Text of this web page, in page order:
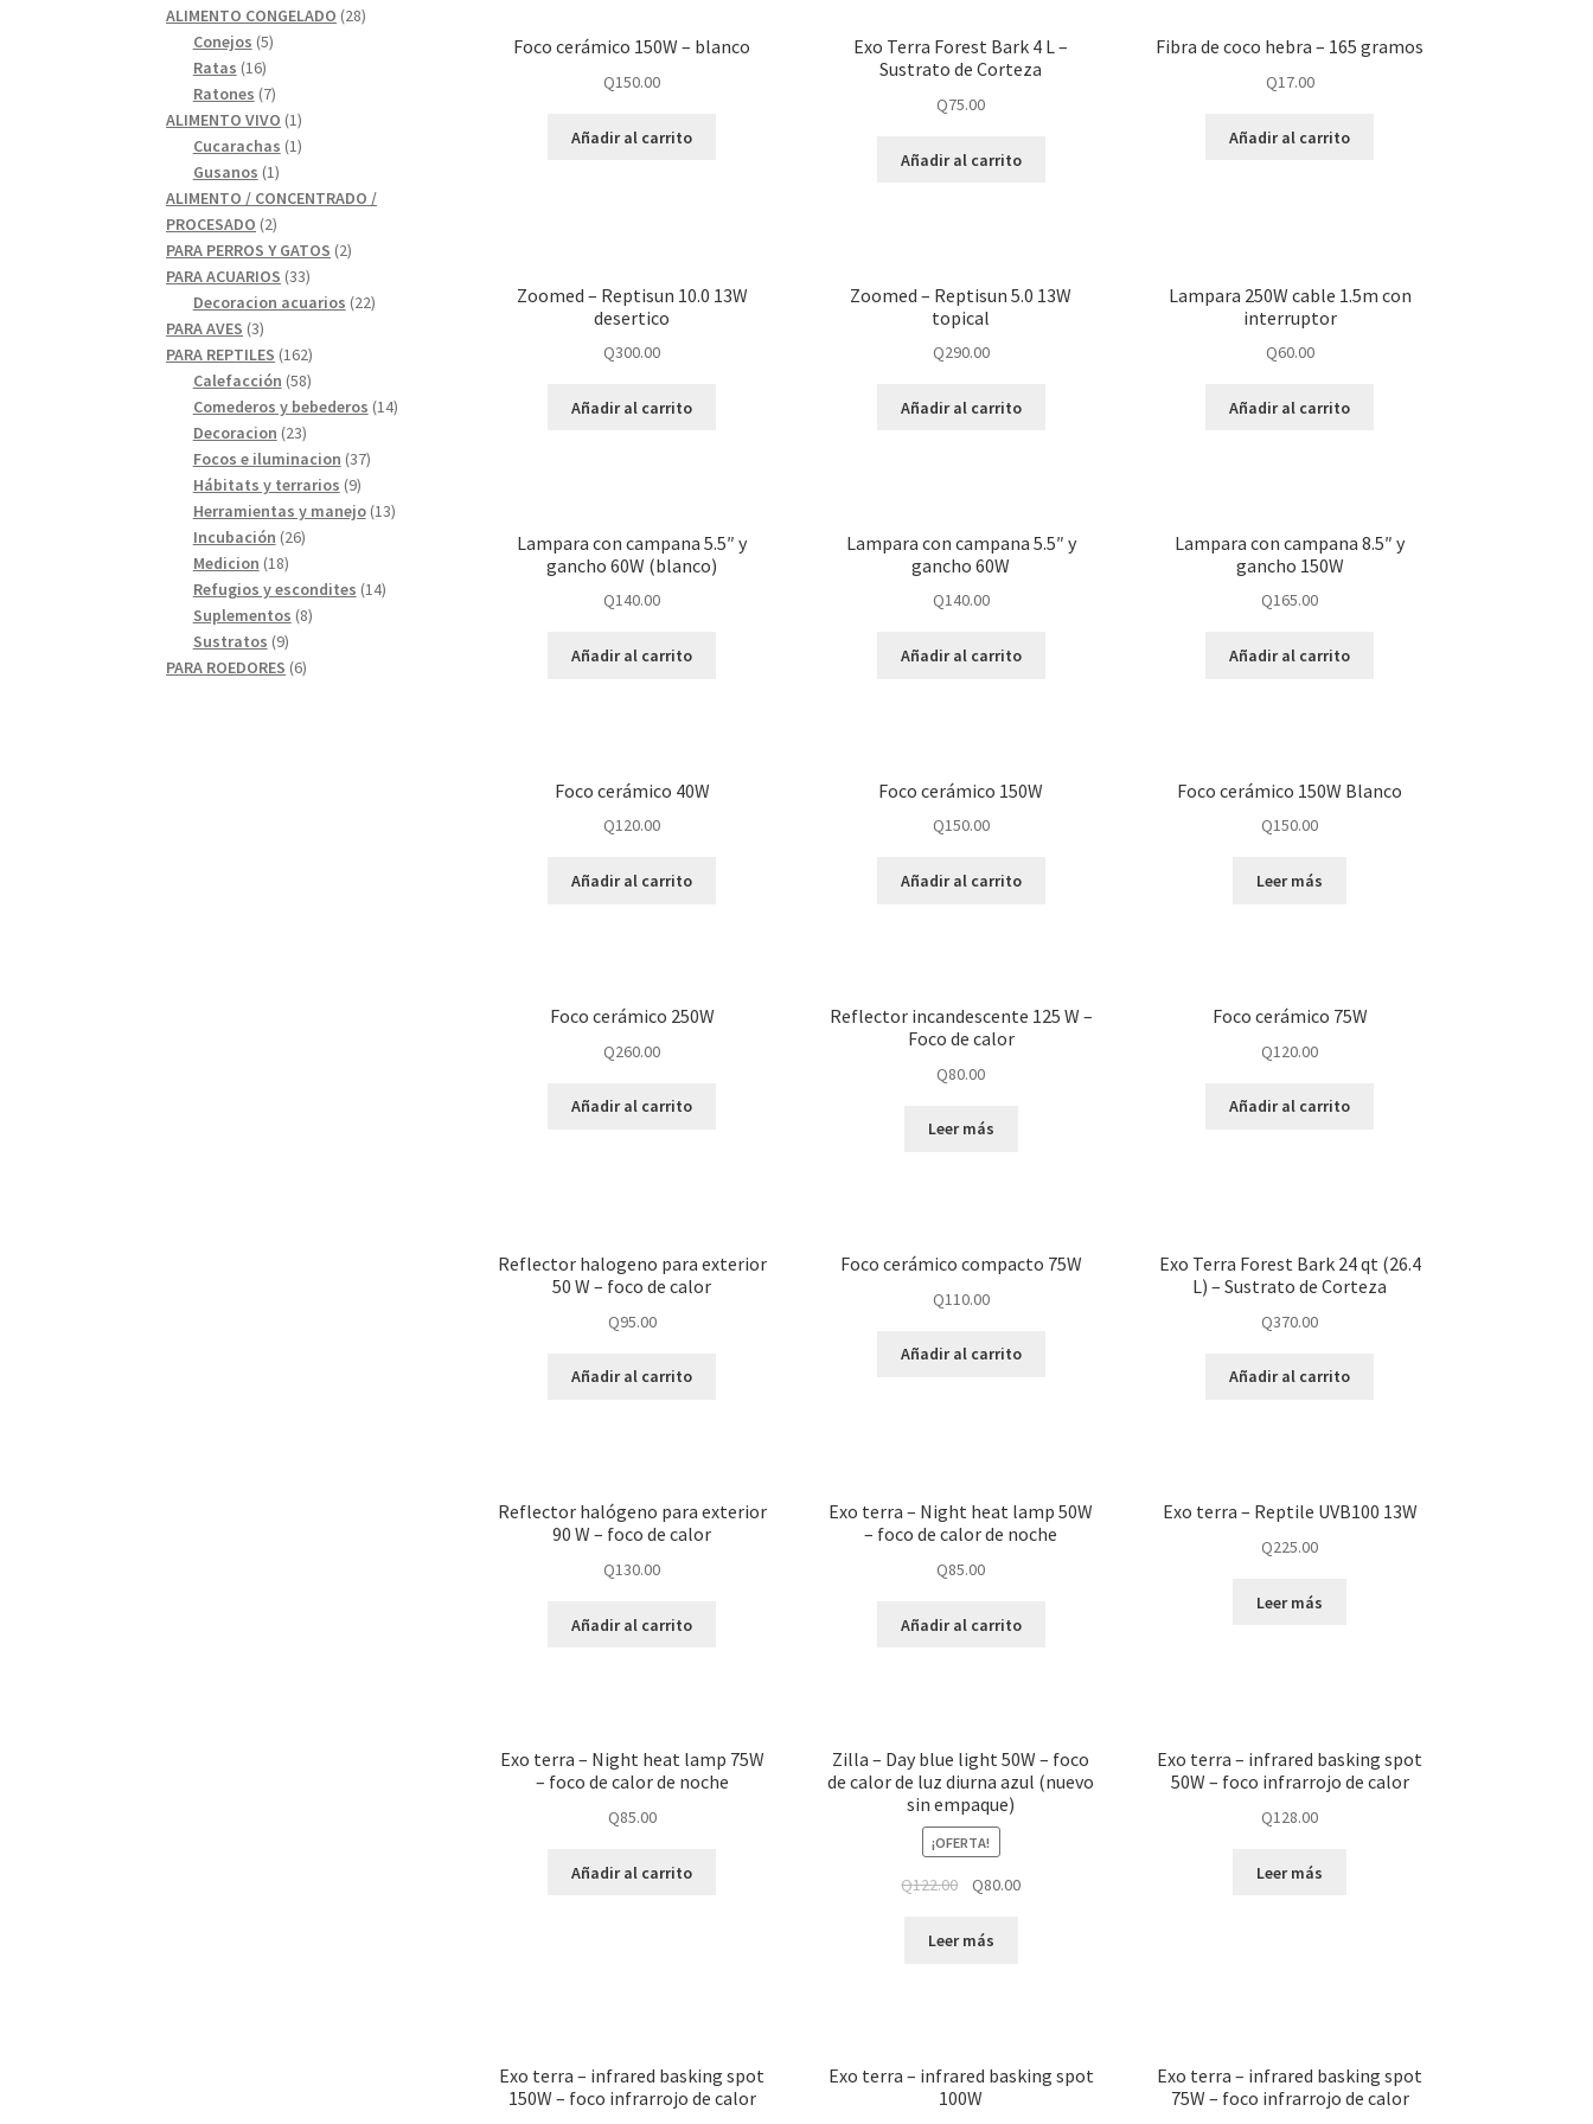
Foco cerámico 150W – blanco
Q150.00
Añadir al carrito
Exo Terra Forest Bark 4 L –
Sustrato de Corteza
Q75.00
Añadir al carrito
Fibra de coco hebra – 165 gramos
Q17.00
Añadir al carrito
Zoomed – Reptisun 10.0 13W
desertico
Q300.00
Añadir al carrito
Zoomed – Reptisun 5.0 13W
topical
Q290.00
Añadir al carrito
Lampara 250W cable 1.5m con
interruptor
Q60.00
Añadir al carrito
Lampara con campana 5.5″ y
gancho 60W (blanco)
Q140.00
Añadir al carrito
Lampara con campana 5.5″ y
gancho 60W
Q140.00
Añadir al carrito
Lampara con campana 8.5″ y
gancho 150W
Q165.00
Añadir al carrito
Foco cerámico 40W
Q120.00
Añadir al carrito
Foco cerámico 150W
Q150.00
Añadir al carrito
Foco cerámico 150W Blanco
Q150.00
Leer más
Foco cerámico 250W
Q260.00
Añadir al carrito
Reflector incandescente 125 W –
Foco de calor
Q80.00
Leer más
Foco cerámico 75W
Q120.00
Añadir al carrito
Reflector halogeno para exterior
50 W – foco de calor
Q95.00
Añadir al carrito
Foco cerámico compacto 75W
Q110.00
Añadir al carrito
Exo Terra Forest Bark 24 qt (26.4
L) – Sustrato de Corteza
Q370.00
Añadir al carrito
Reflector halógeno para exterior
90 W – foco de calor
Q130.00
Añadir al carrito
Exo terra – Night heat lamp 50W
– foco de calor de noche
Q85.00
Añadir al carrito
Exo terra – Reptile UVB100 13W
Q225.00
Leer más
Exo terra – Night heat lamp 75W
– foco de calor de noche
Q85.00
Añadir al carrito
Zilla – Day blue light 50W – foco
de calor de luz diurna azul (nuevo
sin empaque)
¡OFERTA!
Q122.00 Q80.00
Leer más
Exo terra – infrared basking spot
50W – foco infrarrojo de calor
Q128.00
Leer más
Exo terra – infrared basking spot
150W – foco infrarrojo de calor
Exo terra – infrared basking spot
100W
Exo terra – infrared basking spot
75W – foco infrarrojo de calor
ALIMENTO CONGELADO 2828
Conejos 55
Ratas 1616
productos
Ratones 77
productos
ALIMENTO VIVO 11
producto
Cucarachas 11
Gusanos 11
producto
ALIMENTO / CONCENTRADO /
PROCESADO 22
productos
PARA PERROS Y GATOS 22
PARA ACUARIOS 3333
productos
Decoracion acuarios 2222
PARA AVES 33
productos
PARA REPTILES 162162
productos
Calefacción 5858
productos
Comederos y bebederos 1414
Decoracion 2323
productos
Focos e iluminacion 3737
Hábitats y terrarios 99
productos
Herramientas y manejo 1313
Incubación 2626
Medicion 1818
productos
Refugios y escondites 1414
Suplementos 88
Sustratos 99
productos
PARA ROEDORES 66